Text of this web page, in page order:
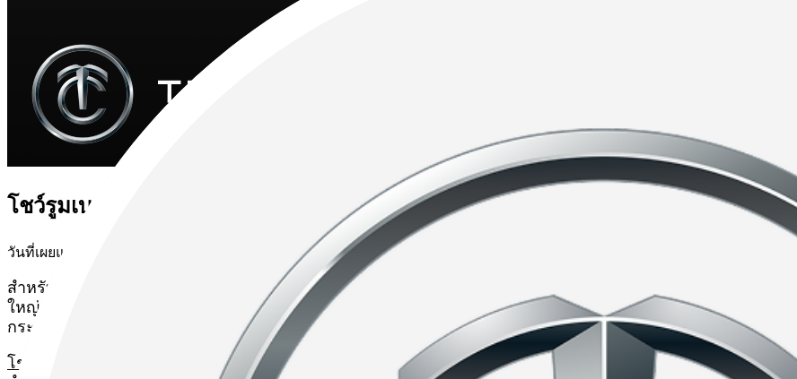
โชว์รูมเบนซ์ TTC Motor กับบริการ ‘Fast Track’ ตรวจ–บำรุง–รับรถ ภายใน 3 ชั่วโมง
วันที่เผยแพร่ นาที
สำหรับเจ้าของรถหลายคนมองว่า การเข้าศูนย์บริการมักจะทำให้นึกถึงภาพตัวเองต้องรอคิวนานหลายชั่วโมง บาง
ใหญ่ของคนใช้รถในยุคที่เวลาเป็นสิ่งสำคัญ โดยเฉพาะเจ้าของรถเบนซ์มือใหม่ที่เพิ่งออกรถ หรือใช้งานรถเป็นประจ
กระทบกับเวลาการทำงานหรือไลฟ์สไตล์ของตัวเอง
โชว์รูมเบนซ์
TTC Motor เข้าใจถึงปัญหานี้ดี จึงออกแบบบริการพิเศษที่ตอบโจทย์คนยุคใหม่อย่าง Fast Track